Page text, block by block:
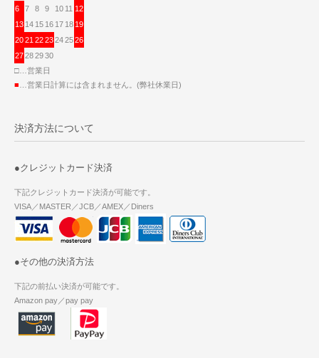
6
7 8 9 10 11 12
13 14 15 16 17 18 19
2021 2223242526
27282930
□…営業日
■ …営業日計算には含まれません。(弊社休業日)
決済方法について
●クレジットカード決済
下記クレジットカード決済が可能です。
VISA／MASTER／JCB／AMEX／Diners
●その他の決済方法
下記の前払い決済が可能です。
Amazon pay／pay pay